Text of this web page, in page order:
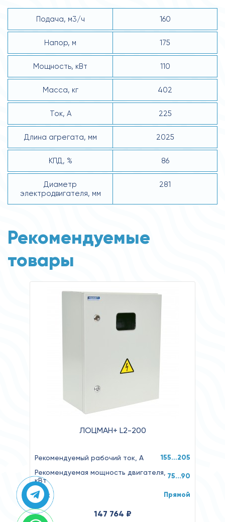
Подача, м3/ч 160
Напор, м 175
Мощность, кВт 110
Масса, кг 402
Ток, А 225
Длина агрегата, мм 2025
КПД, % 86
Диаметр
электродвигателя, мм
281
Рекомендуемые
товары
ЛОЦМАН+ L2-200
Рекомендуемый рабочий ток, А 155…205
Рекомендуемая мощность двигателя,
кВт
75...90
Пуск Прямой
147 764 ₽